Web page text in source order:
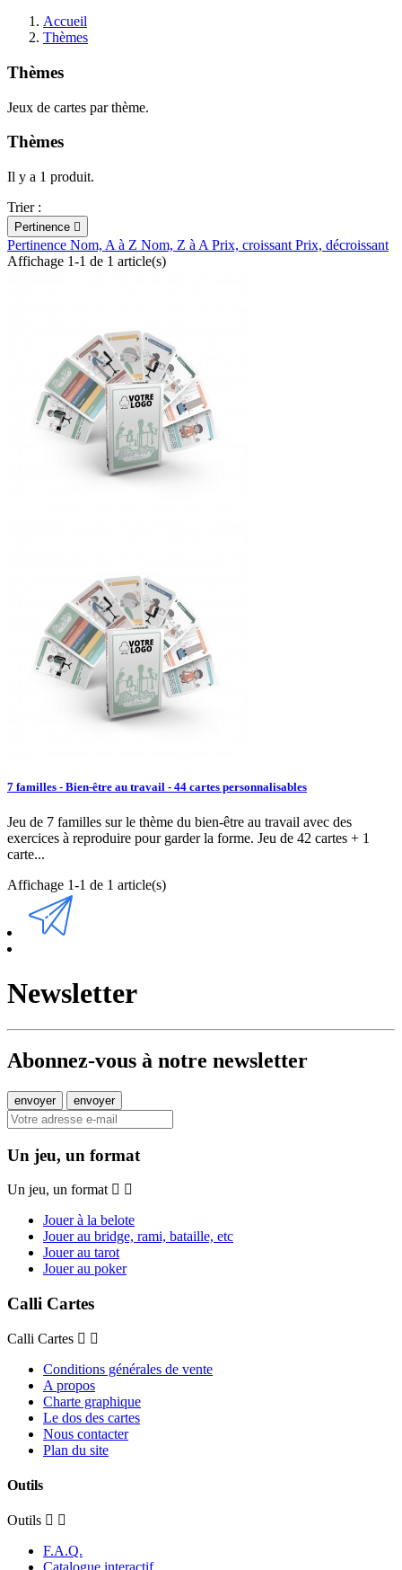
Accueil
Thèmes
Thèmes
Jeux de cartes par thème.
Thèmes
Il y a 1 produit.
Trier :
Pertinence 
Pertinence Nom, A à Z Nom, Z à A Prix, croissant Prix, décroissant
Affichage 1-1 de 1 article(s)
7 familles - Bien-être au travail - 44 cartes personnalisables
Jeu de 7 familles sur le thème du bien-être au travail avec des
exercices à reproduire pour garder la forme. Jeu de 42 cartes + 1
carte...
Affichage 1-1 de 1 article(s)
Newsletter
Abonnez-vous à notre newsletter
Un jeu, un format
Un jeu, un format
Jouer à la belote
Jouer au bridge, rami, bataille, etc
Jouer au tarot
Jouer au poker
Calli Cartes
Calli Cartes
Conditions générales de vente
A propos
Charte graphique
Le dos des cartes
Nous contacter
Plan du site
Outils
Outils
F.A.Q.